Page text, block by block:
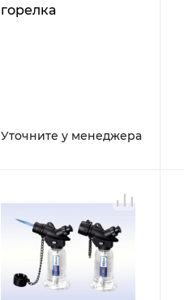
горелка
Уточните у менеджера